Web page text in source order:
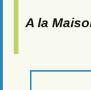
A la